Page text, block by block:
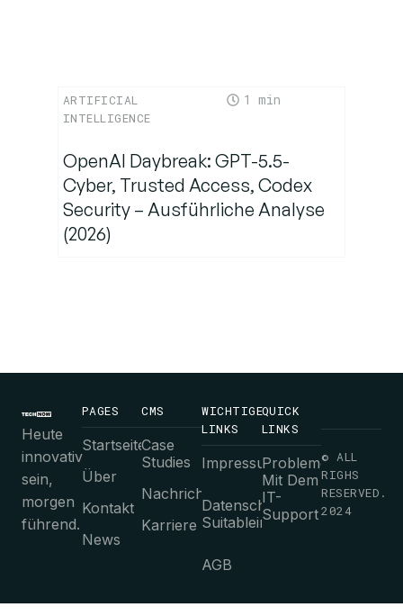
ARTIFICIAL
INTELLIGENCE
1
OpenAI Daybreak: GPT-5.5-
Cyber, Trusted Access, Codex
Security – Ausführliche Analyse
(2026)
Heute
innovativ
sein,
morgen
führend.
PAGES
Startseite
Über
Kontakt
News
CMS
Case
Studies
Nachrichten
Karriere
WICHTIGE
LINKS
Impressum
Datenschutz-
Suitableimmungen
AGB
QUICK
LINKS
Probleme
Mit Dem
IT-
Support
© ALL
RIGHS
RESERVED.
2024